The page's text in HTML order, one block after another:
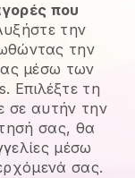
που
την
την
μέσω των
Επιλέξτε τη
σε αυτήν την
σας, θα
μέσω
σας.